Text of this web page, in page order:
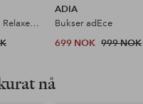
Dressbukser Iconic Relaxed Bootcut
ADIA
Bukser adEce
699 NOK 999 NOK
nå